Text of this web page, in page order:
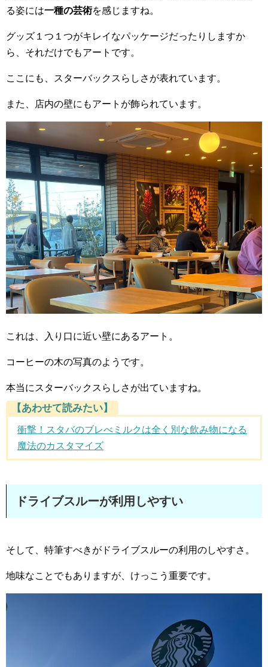
る姿には一種の芸術を感じますね。
グッズ１つ１つがキレイなパッケージだったりしますか
ら、それだけでもアートです。
ここにも、スターバックスらしさが表れています。
また、店内の壁にもアートが飾られています。
これは、入り口に近い壁にあるアート。
コーヒーの木の写真のようです。
本当にスターバックスらしさが出ていますね。
【あわせて読みたい】
衝撃！スタバのブレべミルクは全く別な飲み物になる
魔法のカスタマイズ
ドライブスルーが利用しやすい
そして、特筆すべきがドライブスルーの利用のしやすさ。
地味なことでもありますが、けっこう重要です。